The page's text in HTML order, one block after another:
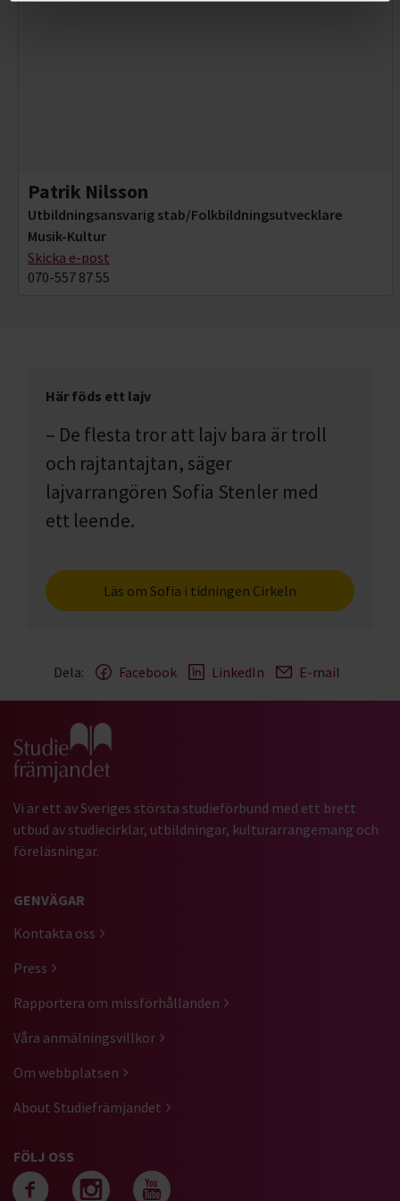
Patrik Nilsson
Utbildningsansvarig stab/Folkbildningsutvecklare
Musik-Kultur
Skicka e-post
070-557 87 55
Här föds ett lajv
– De flesta tror att lajv bara är troll
och rajtantajtan, säger
lajvarrangören Sofia Stenler med
ett leende.
Läs om Sofia i tidningen Cirkeln
Dela: Facebook LinkedIn E-mail
Gå till studiefrämjandets startsida
Vi är ett av Sveriges största studieförbund med ett brett
utbud av studiecirklar, utbildningar, kulturarrangemang och
föreläsningar.
GENVÄGAR
Kontakta oss
Press
Rapportera om missförhållanden
Våra anmälningsvillkor
Om webbplatsen
About Studiefrämjandet
FÖLJ OSS